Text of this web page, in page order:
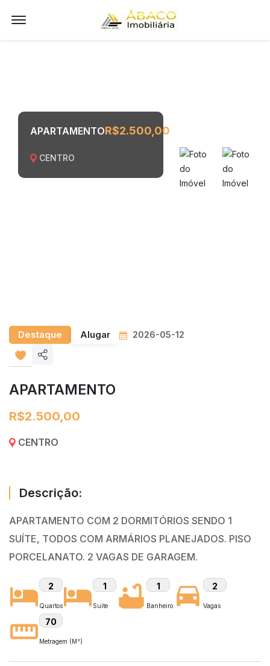
Offcanvas Menu Open
APARTAMENTOR$2.500,00
CENTRO
Destaque Alugar 2026-05-12
listingShare
APARTAMENTO
R$2.500,00
CENTRO
Descrição:
APARTAMENTO COM 2 DORMITÓRIOS SENDO 1
SUÍTE, TODOS COM ARMÁRIOS PLANEJADOS. PISO
PORCELANATO. 2 VAGAS DE GARAGEM.
2
Quartos
1
Suite
1
Banheiro
2
Vagas
70
Metragem (M²)